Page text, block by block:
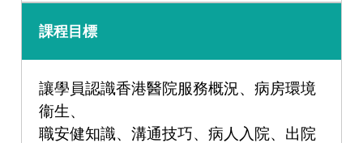
課程目標
讓學員認識香港醫院服務概況、病房環境
衞生、
職安健知識、溝通技巧、病人入院、出院